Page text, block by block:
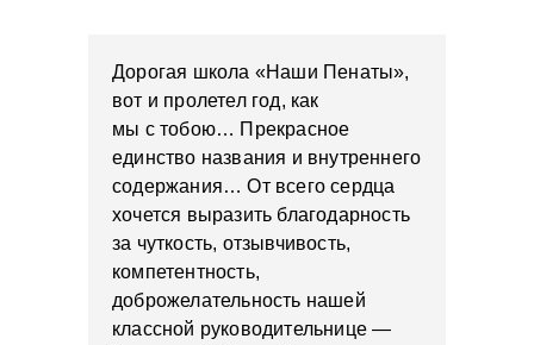
Дорогая школа «Наши Пенаты»,
вот и пролетел год, как
мы с тобою… Прекрасное
единство названия и внутреннего
содержания… От всего сердца
хочется выразить благодарность
за чуткость, отзывчивость,
компетентность,
доброжелательность нашей
классной руководительнице —